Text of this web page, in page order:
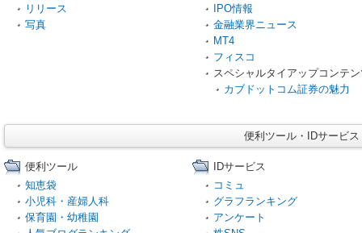
リリース
写真
IPO情報
金融業界ニュース
MT4
フィスコ
スペシャルタイアップコンテ
カブドットコム証券の魅力
便利ツール・IDサービ
便利ツール
知恵袋
小児科・産婦人科
保育園・幼稚園
IDサービス
コミュ
グラフランキング
アンケート